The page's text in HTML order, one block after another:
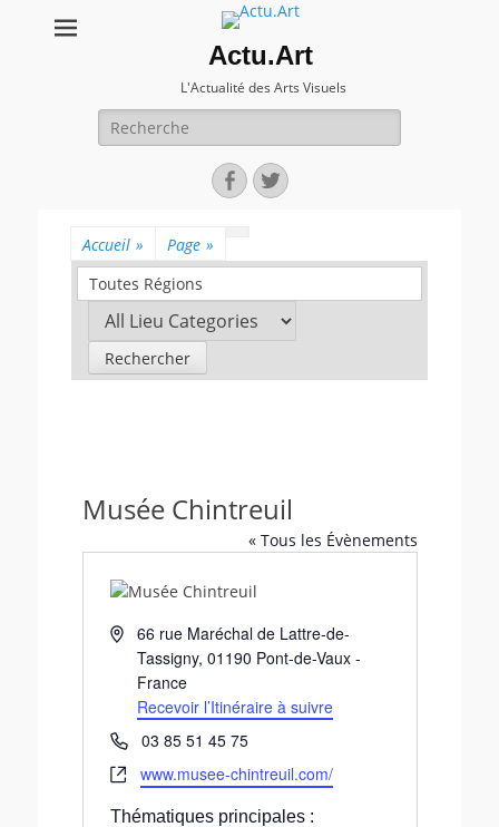
Actu.Art
L'Actualité des Arts Visuels
Recherche
pour:
Facebook
Twitter
Accueil » Page »
Toutes Régions
Musée Chintreuil
« Tous les Évènements
A
s
s
e
66 rue Maréchal de Lattre-de-
Tassigny,01190 Pont-de-Vaux -
France
Recevoir l’Itinéraire à suivre
T
é
l
é
03 85 51 45 75
S
www.musee-chintreuil.com/
Thématiques principales :